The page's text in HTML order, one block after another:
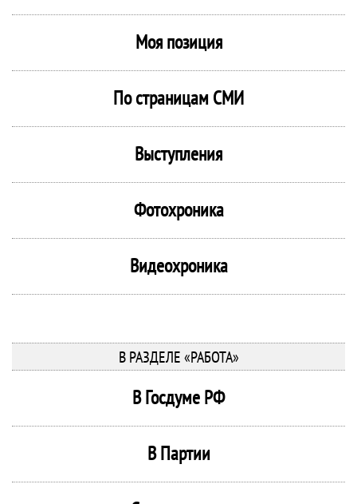
Моя позиция
По страницам СМИ
Выступления
Фотохроника
Видеохроника
В РАЗДЕЛЕ «РАБОТА»
В Госдуме РФ
В Партии